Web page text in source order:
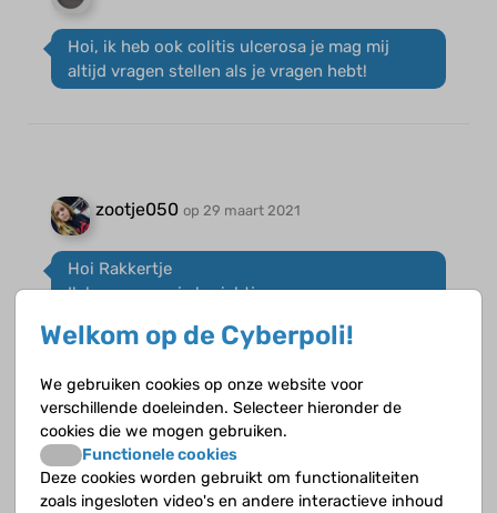
Hoi, ik heb ook colitis ulcerosa je mag mij
altijd vragen stellen als je vragen hebt!
zootje050 op 29 maart 2021
Hoi Rakkertje
Ik lees nu pas je berichtje...oeps
Fijn om iemand te hebben die over dit
Ik heb een vraagje:
Het zit zo, ik moet misschien binnenkort
Infliximab gebruiken. Heb jij ervaring met dit
medicijn?
Welkom op de Cyberpoli!
We gebruiken cookies op onze website voor
verschillende doeleinden. Selecteer hieronder de
cookies die we mogen gebruiken.
Functionele cookies
Deze cookies worden gebruikt om functionaliteiten
zoals ingesloten video's en andere interactieve inhoud